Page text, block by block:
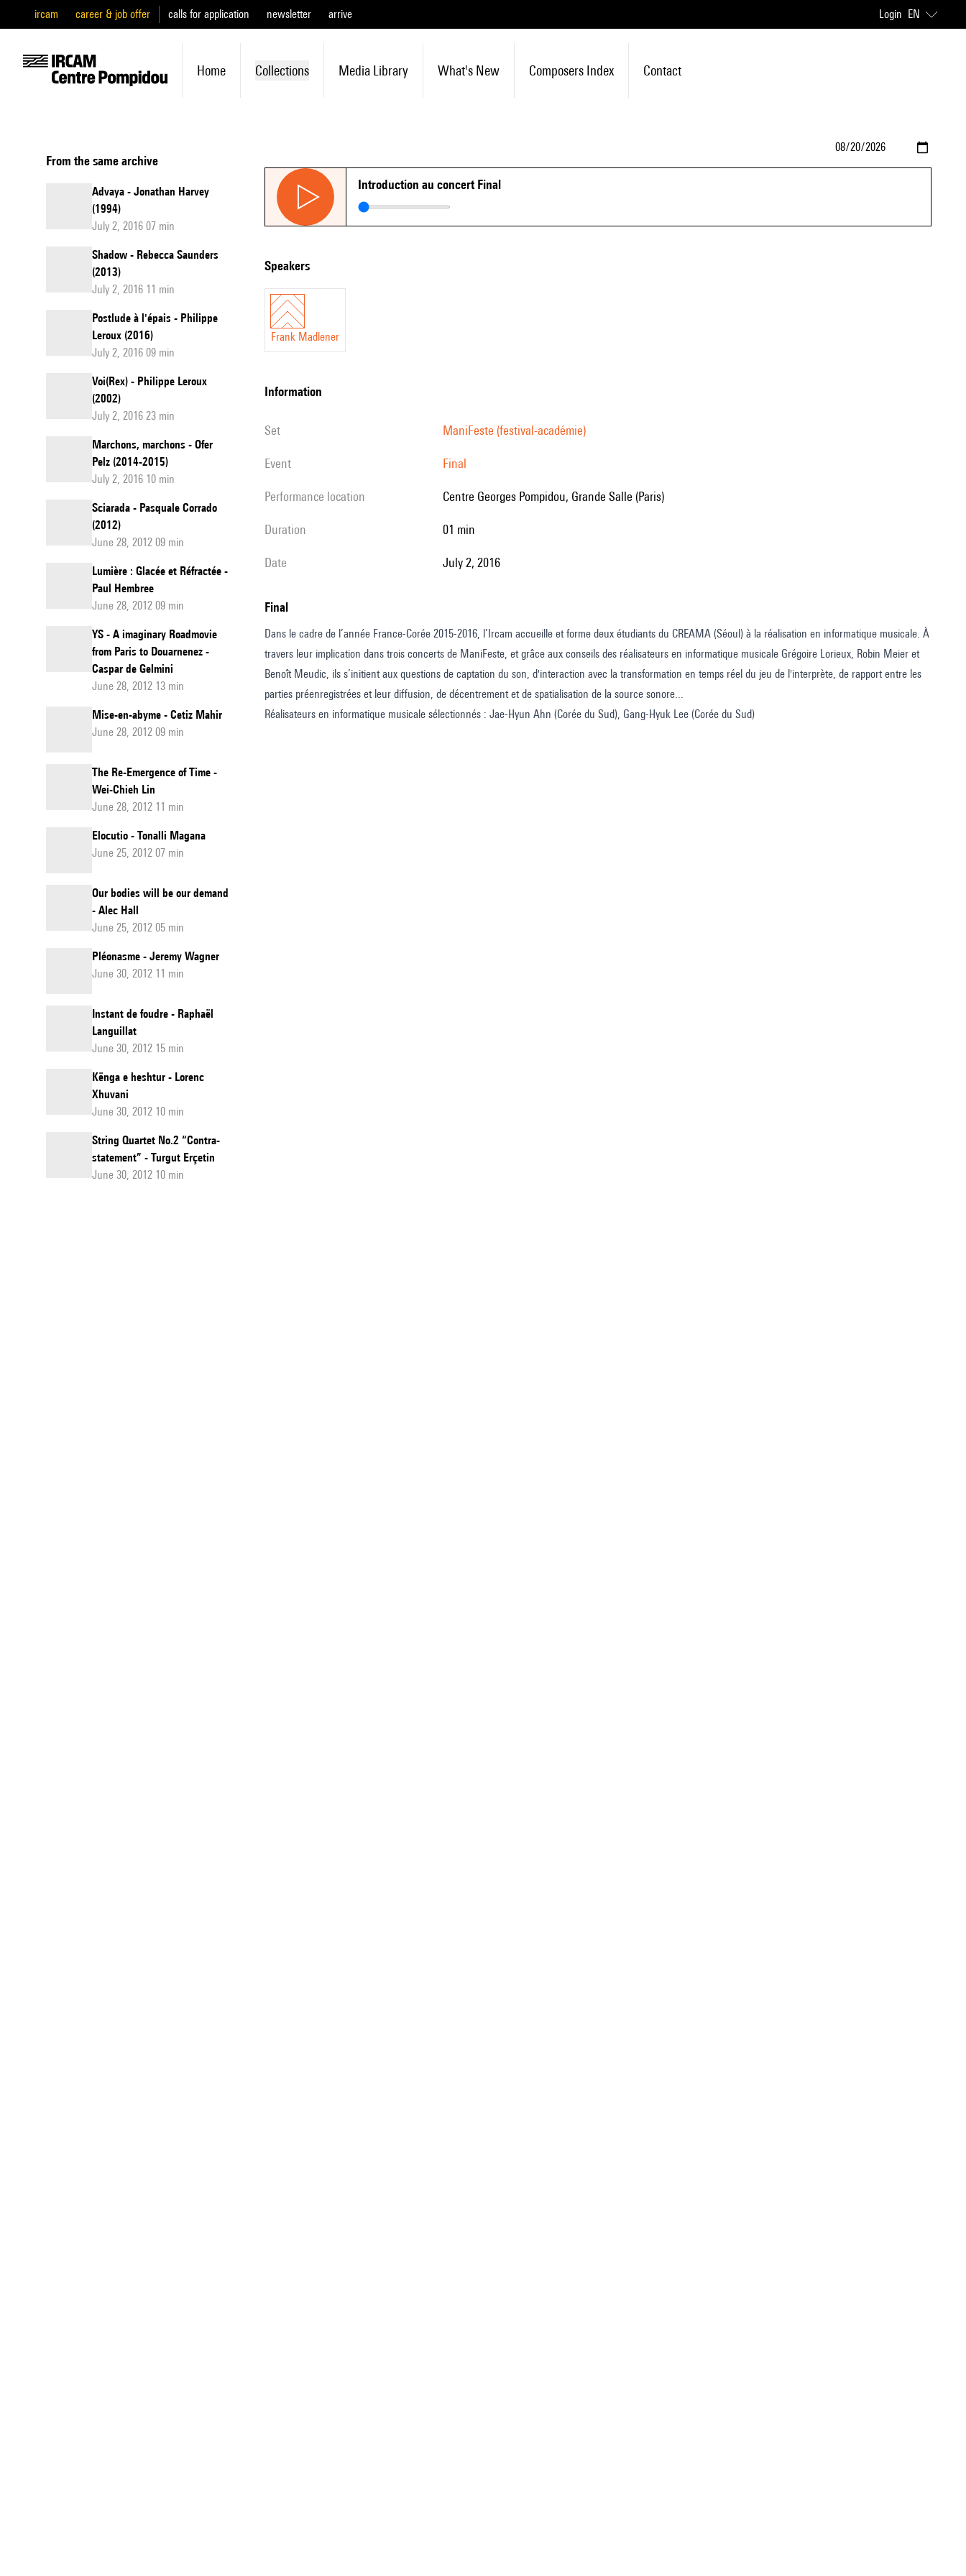
ircam career & job offer calls for application newsletter arrive Login EN
Home Collections Media Library What's New Composers Index Contact
From the same archive
Advaya - Jonathan Harvey
(1994)
July 2, 2016 07 min
Shadow - Rebecca Saunders
(2013)
July 2, 2016 11 min
Postlude à l'épais - Philippe
Leroux (2016)
July 2, 2016 09 min
Voi(Rex) - Philippe Leroux
(2002)
July 2, 2016 23 min
Marchons, marchons - Ofer
Pelz (2014-2015)
July 2, 2016 10 min
Sciarada - Pasquale Corrado
(2012)
June 28, 2012 09 min
Lumière : Glacée et Réfractée -
Paul Hembree
June 28, 2012 09 min
YS - A imaginary Roadmovie
from Paris to Douarnenez -
Caspar de Gelmini
June 28, 2012 13 min
Mise-en-abyme - Cetiz Mahir
June 28, 2012 09 min
The Re-Emergence of Time -
Wei-Chieh Lin
June 28, 2012 11 min
Elocutio - Tonalli Magana
June 25, 2012 07 min
Our bodies will be our demand
- Alec Hall
June 25, 2012 05 min
Pléonasme - Jeremy Wagner
June 30, 2012 11 min
Instant de foudre - Raphaël
Languillat
June 30, 2012 15 min
Kënga e heshtur - Lorenc
Xhuvani
June 30, 2012 10 min
String Quartet No.2 “Contra-
statement” - Turgut Erçetin
June 30, 2012 10 min
Introduction au concert Final
speakers
Frank Madlener
information
set ManiFeste (festival-académie)
event Final
performance location Centre Georges Pompidou, Grande Salle (Paris)
duration 01 min
date July 2, 2016
Final
Dans le cadre de l’année France-Corée 2015-2016, l’Ircam accueille et forme deux étudiants du CREAMA (Séoul) à la réalisation en informatique musicale. À
travers leur implication dans trois concerts de ManiFeste, et grâce aux conseils des réalisateurs en informatique musicale Grégoire Lorieux, Robin Meier et
Benoît Meudic, ils s’initient aux questions de captation du son, d'interaction avec la transformation en temps réel du jeu de l'interprète, de rapport entre les
parties préenregistrées et leur diffusion, de décentrement et de spatialisation de la source sonore...
Réalisateurs en informatique musicale sélectionnés : Jae-Hyun Ahn (Corée du Sud), Gang-Hyuk Lee (Corée du Sud)